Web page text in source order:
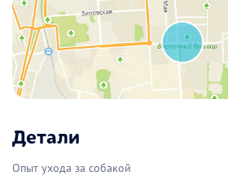
Детали
Опыт ухода за собакой